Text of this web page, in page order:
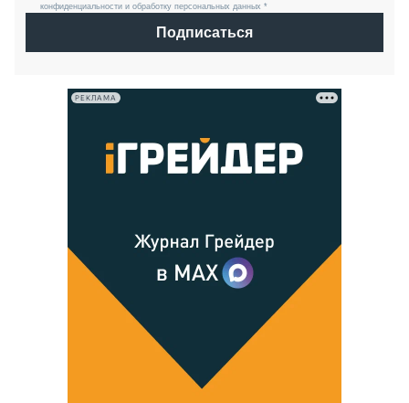
конфиденциальности и обработку персональных данных *
Подписаться
РЕКЛАМА